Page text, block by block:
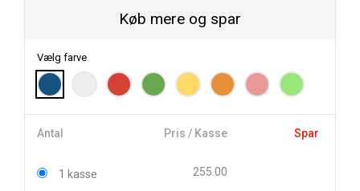
Køb mere og spar
Vælg farve
Antal Pris / Kasse Spar
1 kasse 255.00